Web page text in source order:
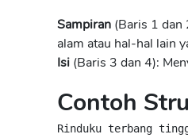
Sampiran (Baris 1 dan
alam atau hal-hal lain
Isi (Baris 3 dan 4):
Contoh
Rinduku terbang